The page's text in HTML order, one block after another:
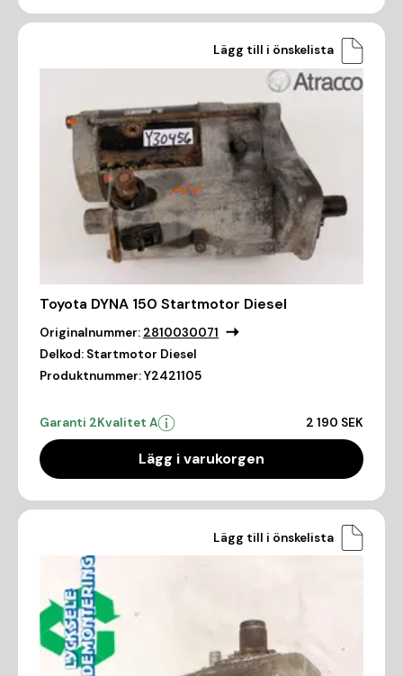
Lägg till i önskelista
Toyota DYNA 150 Startmotor Diesel
Originalnummer: 2810030071
Delkod: Startmotor Diesel
Produktnummer:Y2421105
Garanti 2Kvalitet A 2 190 SEK
Lägg i varukorgen
Lägg till i önskelista